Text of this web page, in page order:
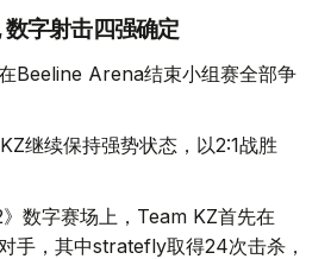
字射击四强确定
Beeline Arena结束小组赛全部争
继续保持强势状态，以2:1战胜
数字赛场上，Team KZ首先在
手，其中stratefly取得24次击杀，